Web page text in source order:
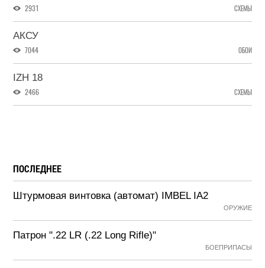
2931 СХЕМЫ
АКСУ
7044 ОБОИ
IZH 18
2466 СХЕМЫ
ПОСЛЕДНЕЕ
Штурмовая винтовка (автомат) IMBEL IA2
ОРУЖИЕ
Патрон ".22 LR (.22 Long Rifle)"
БОЕПРИПАСЫ